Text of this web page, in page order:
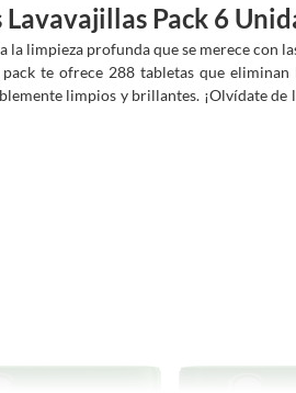
Lavavajillas Pack 6
la limpieza profunda que se merece con
pack te ofrece 288 tabletas que
limpios y brillantes. ¡Olvídate